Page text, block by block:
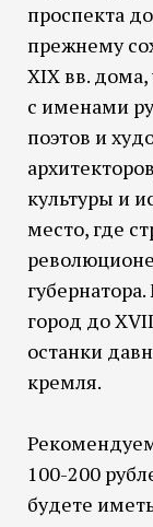
проспекта
прежнему
XIX вв. дома,
с именами
поэтов и
культуры и
место, где
город до
останки
кремля.
100-200
будете